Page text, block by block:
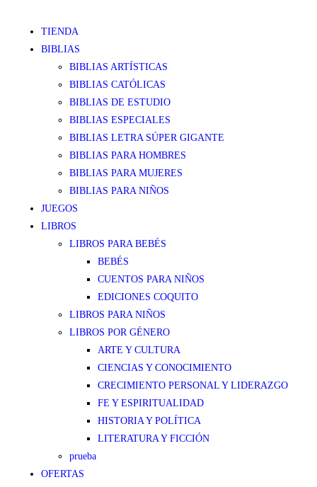
TIENDA
BIBLIAS
BIBLIAS ARTÍSTICAS
BIBLIAS CATÓLICAS
BIBLIAS DE ESTUDIO
BIBLIAS ESPECIALES
BIBLIAS LETRA SÚPER GIGANTE
BIBLIAS PARA HOMBRES
BIBLIAS PARA MUJERES
BIBLIAS PARA NIÑOS
JUEGOS
LIBROS
LIBROS PARA BEBÉS
BEBÉS
CUENTOS PARA NIÑOS
EDICIONES COQUITO
LIBROS PARA NIÑOS
LIBROS POR GÉNERO
ARTE Y CULTURA
CIENCIAS Y CONOCIMIENTO
CRECIMIENTO PERSONAL Y LIDERAZGO
FE Y ESPIRITUALIDAD
HISTORIA Y POLÍTICA
LITERATURA Y FICCIÓN
prueba
OFERTAS